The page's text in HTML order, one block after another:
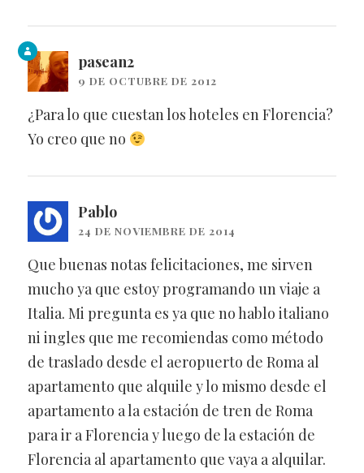
pasean2
9 DE OCTUBRE DE 2012
¿Para lo que cuestan los hoteles en Florencia?
Yo creo que no
Pablo
24 DE NOVIEMBRE DE 2014
Que buenas notas felicitaciones, me sirven
mucho ya que estoy programando un viaje a
Italia. Mi pregunta es ya que no hablo italiano
ni ingles que me recomiendas como método
de traslado desde el aeropuerto de Roma al
apartamento que alquile y lo mismo desde el
apartamento a la estación de tren de Roma
para ir a Florencia y luego de la estación de
Florencia al apartamento que vaya a alquilar.